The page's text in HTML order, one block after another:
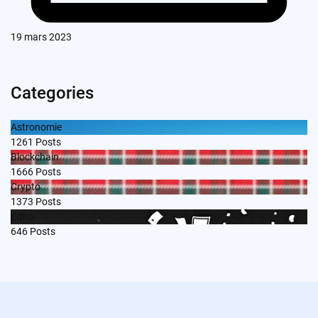
19 mars 2023
Categories
Astronomie
1261 Posts
Blockchain
1666 Posts
Crypto
1373 Posts
646 Posts